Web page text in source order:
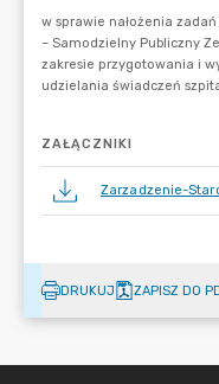
ZAŁĄCZNIKI
Zarzadzenie-
DRUKUJ ZAPISZ DO